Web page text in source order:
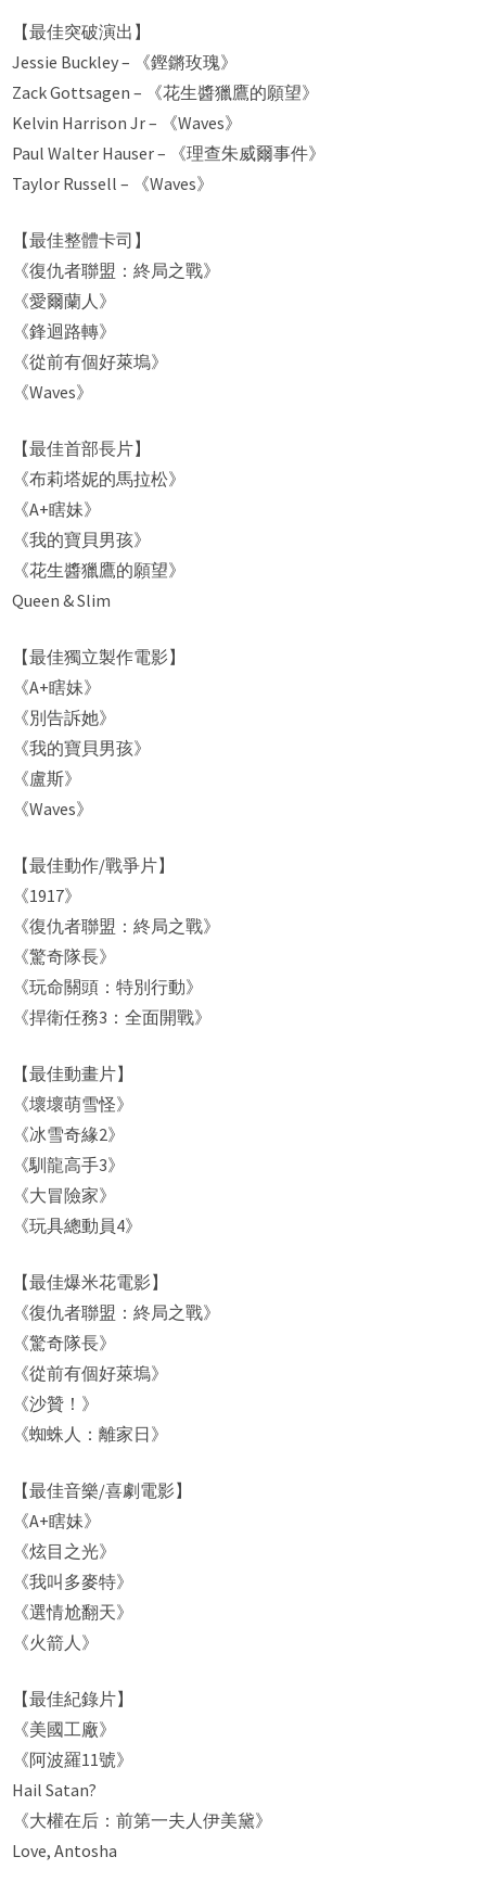
【最佳突破演出】
Jessie Buckley – 《鏗鏘玫瑰》
Zack Gottsagen – 《花生醬獵鷹的願望》
Kelvin Harrison Jr – 《Waves》
Paul Walter Hauser – 《理查朱威爾事件》
Taylor Russell – 《Waves》
【最佳整體卡司】
《復仇者聯盟：終局之戰》
《愛爾蘭人》
《鋒迴路轉》
《從前有個好萊塢》
《Waves》
【最佳首部長片】
《布莉塔妮的馬拉松》
《A+瞎妹》
《我的寶貝男孩》
《花生醬獵鷹的願望》
Queen & Slim
【最佳獨立製作電影】
《A+瞎妹》
《別告訴她》
《我的寶貝男孩》
《盧斯》
《Waves》
【最佳動作/戰爭片】
《1917》
《復仇者聯盟：終局之戰》
《驚奇隊長》
《玩命關頭：特別行動》
《捍衛任務3：全面開戰》
【最佳動畫片】
《壞壞萌雪怪》
《冰雪奇緣2》
《馴龍高手3》
《大冒險家》
《玩具總動員4》
【最佳爆米花電影】
《復仇者聯盟：終局之戰》
《驚奇隊長》
《從前有個好萊塢》
《沙贊！》
《蜘蛛人：離家日》
【最佳音樂/喜劇電影】
《A+瞎妹》
《炫目之光》
《我叫多麥特》
《選情尬翻天》
《火箭人》
【最佳紀錄片】
《美國工廠》
《阿波羅11號》
Hail Satan?
《大權在后：前第一夫人伊美黛》
Love, Antosha